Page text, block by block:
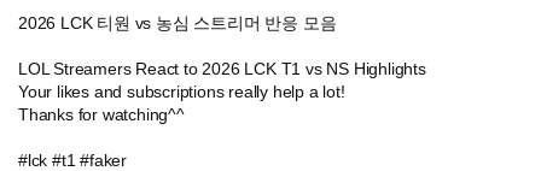
2026 LCK 티원 vs 농심 스트리머 반응 모음
LOL Streamers React to 2026 LCK T1 vs NS Highlights
Your likes and subscriptions really help a lot!
Thanks for watching^^
#lck #t1 #faker